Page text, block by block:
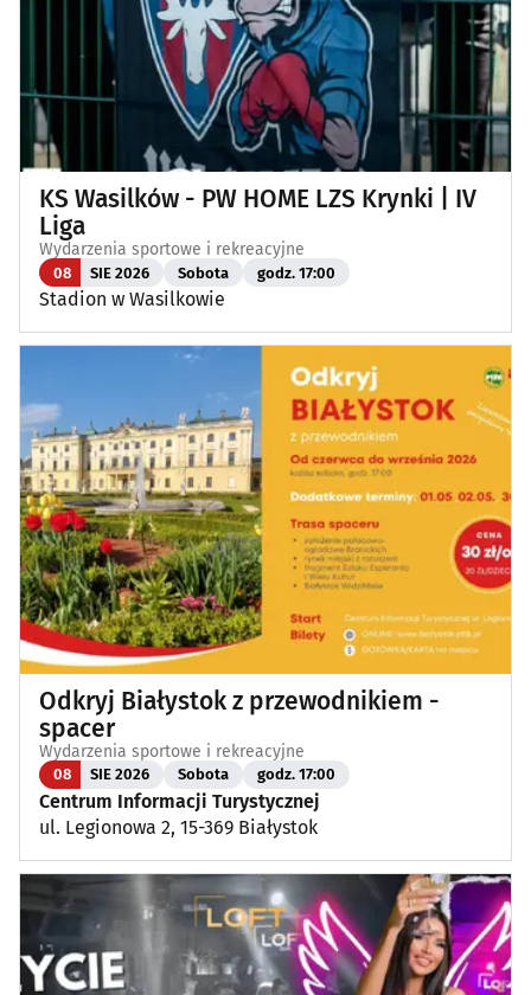
KS Wasilków - PW HOME LZS Krynki | IV
Liga
Wydarzenia sportowe i rekreacyjne
08 SIE 2026 Sobota godz. 17:00
Stadion w Wasilkowie
Odkryj Białystok z przewodnikiem -
spacer
Wydarzenia sportowe i rekreacyjne
08 SIE 2026 Sobota godz. 17:00
Centrum Informacji Turystycznej
ul. Legionowa 2, 15-369 Białystok